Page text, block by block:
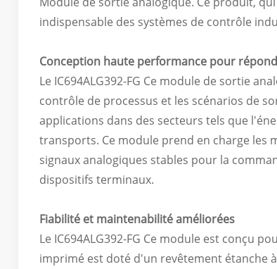
indispensable des systèmes de contrôle
Conception haute performance pour
Le IC694ALG392-FG Ce module de sortie
contrôle de processus et les scénarios de
applications dans des secteurs tels que
transports. Ce module prend en charge les
signaux analogiques stables pour la
dispositifs terminaux.
Fiabilité et maintenabilité améliorées
Le IC694ALG392-FG Ce module est conçu
imprimé est doté d'un revêtement étanche